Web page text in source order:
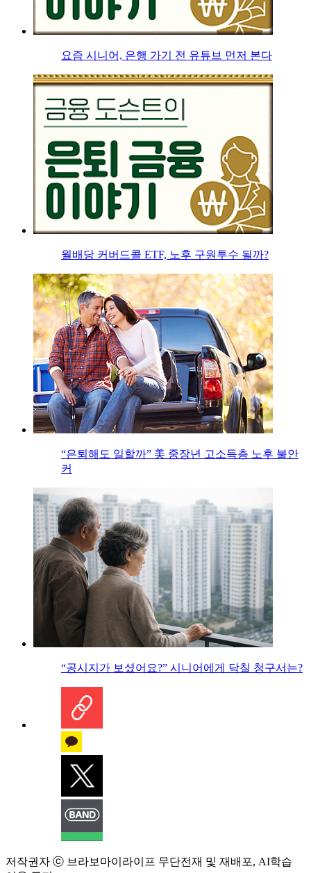
요즘 시니어, 은행 가기 전 유튜브 먼저 본다
월배당 커버드콜 ETF, 노후 구원투수 될까?
“은퇴해도 일할까” 美 중장년 고소득층 노후 불안
커
“공시지가 보셨어요?” 시니어에게 닥칠 청구서는?
저작권자 ⓒ 브라보마이라이프 무단전재 및 재배포, AI학습